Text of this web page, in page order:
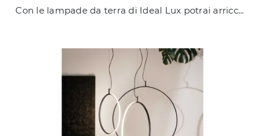
Con le lampade da terra di Ideal Lux potrai arricchire i tuoi spazi: clicca e scopri l'Illuminazione design Lumiere!